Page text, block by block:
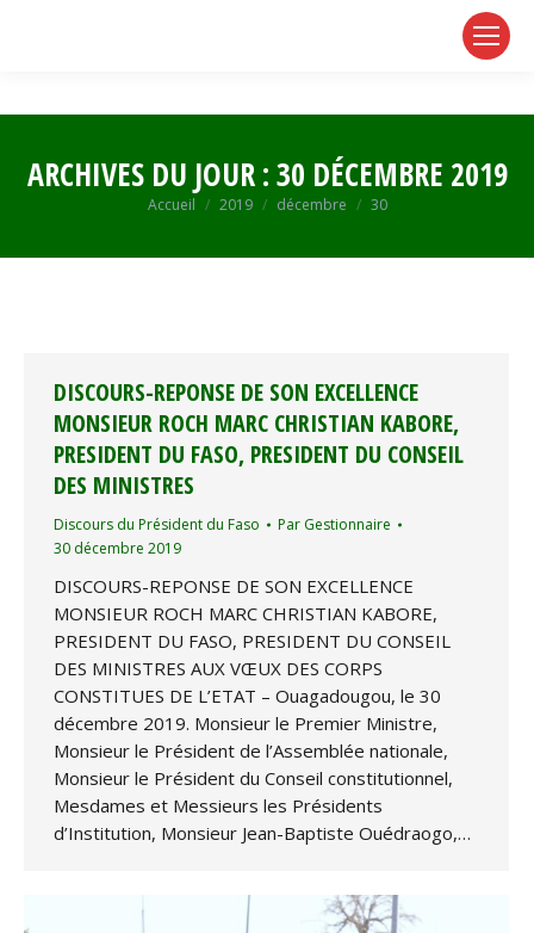
ARCHIVES DU JOUR :30 DÉCEMBRE 2019
Vous êtes ici :
Accueil 2019 décembre 30
DISCOURS-REPONSE DE SON EXCELLENCE
MONSIEUR ROCH MARC CHRISTIAN KABORE,
PRESIDENT DU FASO, PRESIDENT DU CONSEIL
DES MINISTRES
Discours du Président du Faso Par Gestionnaire
30 décembre 2019
DISCOURS-REPONSE DE SON EXCELLENCE
MONSIEUR ROCH MARC CHRISTIAN KABORE,
PRESIDENT DU FASO, PRESIDENT DU CONSEIL
DES MINISTRES AUX VŒUX DES CORPS
CONSTITUES DE L’ETAT – Ouagadougou, le 30
décembre 2019. Monsieur le Premier Ministre,
Monsieur le Président de l’Assemblée nationale,
Monsieur le Président du Conseil constitutionnel,
Mesdames et Messieurs les Présidents
d’Institution, Monsieur Jean-Baptiste Ouédraogo,…